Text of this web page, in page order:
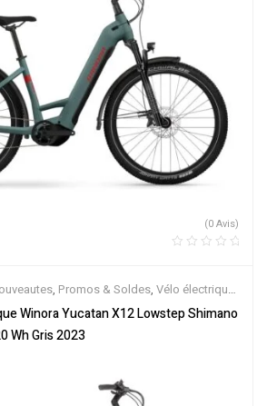
(0 Avis)
, Promos & Soldes, Vélo électrique
Winora Yucatan X12 Lowstep Shimano
Wh Gris 2023